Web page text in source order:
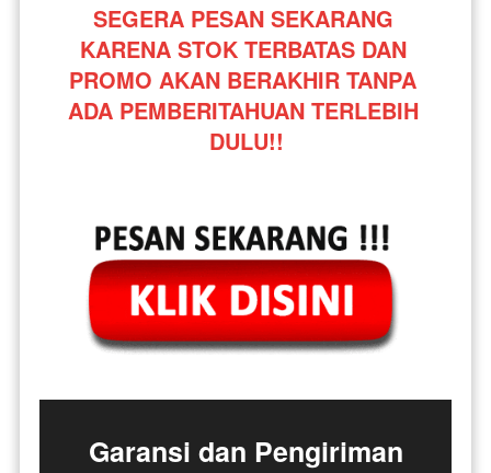
SEGERA PESAN SEKARANG
KARENA STOK TERBATAS DAN
PROMO AKAN BERAKHIR TANPA
ADA PEMBERITAHUAN TERLEBIH
DULU!!
Garansi dan Pengiriman